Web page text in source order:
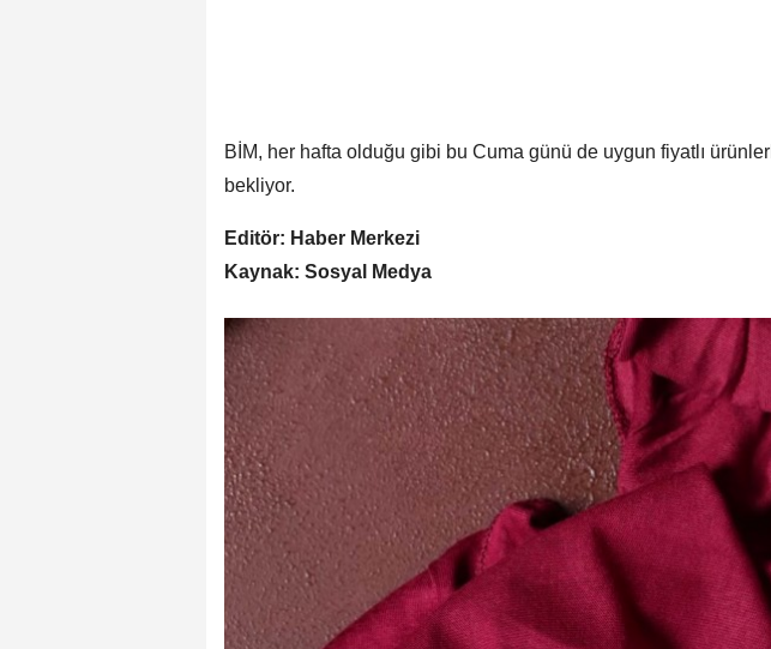
BİM, her hafta olduğu gibi bu Cuma günü de uygun fiyatlı
bekliyor.
Editör: Haber Merkezi
Kaynak: Sosyal Medya